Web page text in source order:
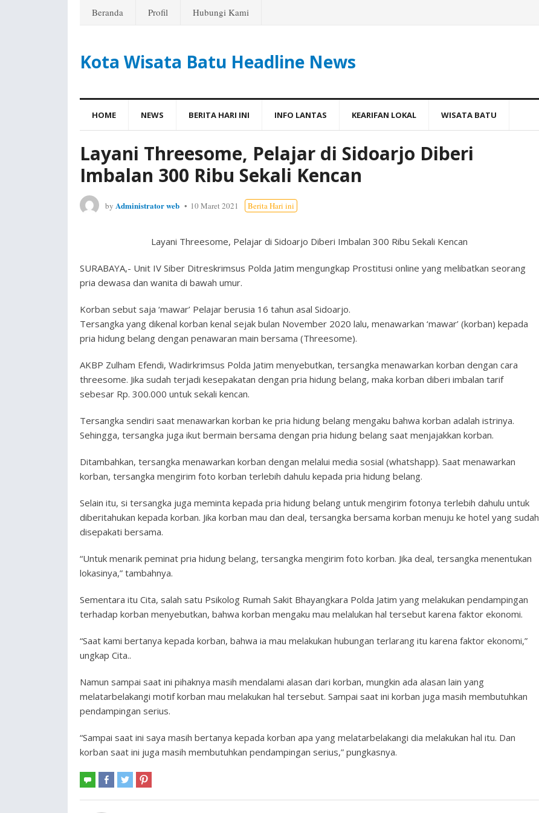
Beranda Profil Hubungi Kami
Kota Wisata Batu Headline News
HOME NEWS BERITA HARI INI INFO LANTAS KEARIFAN LOKAL WISATA BATU
Layani Threesome, Pelajar di Sidoarjo Diberi
Imbalan 300 Ribu Sekali Kencan
by Administrator web 10 Maret 2021 Berita Hari ini
Layani Threesome, Pelajar di Sidoarjo Diberi Imbalan 300 Ribu Sekali Kencan
SURABAYA,- Unit IV Siber Ditreskrimsus Polda Jatim mengungkap Prostitusi online yang melibatkan seorang
pria dewasa dan wanita di bawah umur.
Korban sebut saja ‘mawar’ Pelajar berusia 16 tahun asal Sidoarjo.
Tersangka yang dikenal korban kenal sejak bulan November 2020 lalu, menawarkan ‘mawar’ (korban) kepada
pria hidung belang dengan penawaran main bersama (Threesome).
AKBP Zulham Efendi, Wadirkrimsus Polda Jatim menyebutkan, tersangka menawarkan korban dengan cara
threesome. Jika sudah terjadi kesepakatan dengan pria hidung belang, maka korban diberi imbalan tarif
sebesar Rp. 300.000 untuk sekali kencan.
Tersangka sendiri saat menawarkan korban ke pria hidung belang mengaku bahwa korban adalah istrinya.
Sehingga, tersangka juga ikut bermain bersama dengan pria hidung belang saat menjajakkan korban.
Ditambahkan, tersangka menawarkan korban dengan melalui media sosial (whatshapp). Saat menawarkan
korban, tersangka mengirim foto korban terlebih dahulu kepada pria hidung belang.
Selain itu, si tersangka juga meminta kepada pria hidung belang untuk mengirim fotonya terlebih dahulu untuk
diberitahukan kepada korban. Jika korban mau dan deal, tersangka bersama korban menuju ke hotel yang sudah
disepakati bersama.
“Untuk menarik peminat pria hidung belang, tersangka mengirim foto korban. Jika deal, tersangka menentukan
lokasinya,” tambahnya.
Sementara itu Cita, salah satu Psikolog Rumah Sakit Bhayangkara Polda Jatim yang melakukan pendampingan
terhadap korban menyebutkan, bahwa korban mengaku mau melalukan hal tersebut karena faktor ekonomi.
“Saat kami bertanya kepada korban, bahwa ia mau melakukan hubungan terlarang itu karena faktor ekonomi,”
ungkap Cita..
Namun sampai saat ini pihaknya masih mendalami alasan dari korban, mungkin ada alasan lain yang
melatarbelakangi motif korban mau melakukan hal tersebut. Sampai saat ini korban juga masih membutuhkan
pendampingan serius.
“Sampai saat ini saya masih bertanya kepada korban apa yang melatarbelakangi dia melakukan hal itu. Dan
korban saat ini juga masih membutuhkan pendampingan serius,” pungkasnya.